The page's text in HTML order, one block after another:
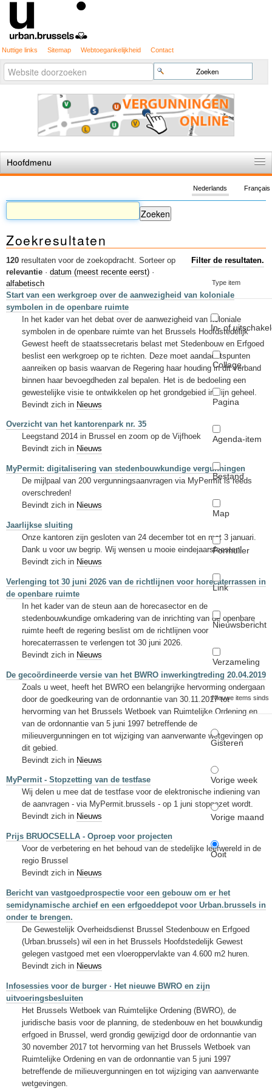
Nuttige links Sitemap Webtoegankelijkheid Contact
Zoek
Geavanceerd
zoeken...
Hoofdmenu
De spelregels
Stedenbouwkundige vergunning
Cartografie
Studies en publicaties
Sleutelwoorden
Stedenbouwkundige inlichtingen
Français
Nederlands
Zoekresultaten
120 resultaten voor de zoekopdracht. Filter de resultaten.
Type item
In- of
Collage
Pagina
Agenda-item
Bestand
Map
Formulier
Link
Nieuwsbericht
Verzameling
Nieuwe items sinds
Gisteren
Vorige week
Vorige maand
Ooit
Sorteer op
relevantie · datum (meest recente eerst) ·
alfabetisch
Start van een werkgroep over de aanwezigheid van koloniale
symbolen in de openbare ruimte
In het kader van het debat over de aanwezigheid van koloniale
symbolen in de openbare ruimte van het Brussels Hoofdstedelijk
Gewest heeft de staatssecretaris belast met Stedenbouw en Erfgoed
beslist een werkgroep op te richten. Deze moet aandachtspunten
aanreiken op basis waarvan de Regering haar houding in dit verband
binnen haar bevoegdheden zal bepalen. Het is de bedoeling een
gewestelijke visie te ontwikkelen op het grondgebied in zijn geheel.
Bevindt zich in Nieuws
Overzicht van het kantorenpark nr. 35
Leegstand 2014 in Brussel en zoom op de Vijfhoek
Bevindt zich in Nieuws
MyPermit: digitalisering van stedenbouwkundige vergunningen
De mijlpaal van 200 vergunningsaanvragen via MyPermit is reeds
overschreden!
Bevindt zich in Nieuws
Jaarlijkse sluiting
Onze kantoren zijn gesloten van 24 december tot en met 3 januari.
Dank u voor uw begrip. Wij wensen u mooie eindejaarsfeesten!
Bevindt zich in Nieuws
Verlenging tot 30 juni 2026 van de richtlijnen voor horecaterrassen in
de openbare ruimte
In het kader van de steun aan de horecasector en de
stedenbouwkundige omkadering van de inrichting van de openbare
ruimte heeft de regering beslist om de richtlijnen voor
horecaterrassen te verlengen tot 30 juni 2026.
Bevindt zich in Nieuws
De gecoördineerde versie van het BWRO inwerkingtreding 20.04.2019
Zoals u weet, heeft het BWRO een belangrijke hervorming ondergaan
door de goedkeuring van de ordonnantie van 30.11.2017 tot
hervorming van het Brussels Wetboek van Ruimtelijke Ordening en
van de ordonnantie van 5 juni 1997 betreffende de
milieuvergunningen en tot wijziging van aanverwante wetgevingen op
dit gebied.
Bevindt zich in Nieuws
MyPermit - Stopzetting van de testfase
Wij delen u mee dat de testfase voor de elektronische indiening van
de aanvragen - via MyPermit.brussels - op 1 juni stopgezet wordt.
Bevindt zich in Nieuws
Prijs BRUOCSELLA - Oproep voor projecten
Voor de verbetering en het behoud van de stedelijke leefwereld in de
regio Brussel
Bevindt zich in Nieuws
Bericht van vastgoedprospectie voor een gebouw om er het
semidynamische archief en een erfgoeddepot voor Urban.brussels in
onder te brengen.
De Gewestelijk Overheidsdienst Brussel Stedenbouw en Erfgoed
(Urban.brussels) wil een in het Brussels Hoofdstedelijk Gewest
gelegen vastgoed met een vloeroppervlakte van 4.600 m2 huren.
Bevindt zich in Nieuws
Infosessies voor de burger · Het nieuwe BWRO en zijn
uitvoeringsbesluiten
Het Brussels Wetboek van Ruimtelijke Ordening (BWRO), de
juridische basis voor de planning, de stedenbouw en het bouwkundig
erfgoed in Brussel, werd grondig gewijzigd door de ordonnantie van
30 november 2017 tot hervorming van het Brussels Wetboek van
Ruimtelijke Ordening en van de ordonnantie van 5 juni 1997
betreffende de milieuvergunningen en tot wijziging van aanverwante
wetgevingen.